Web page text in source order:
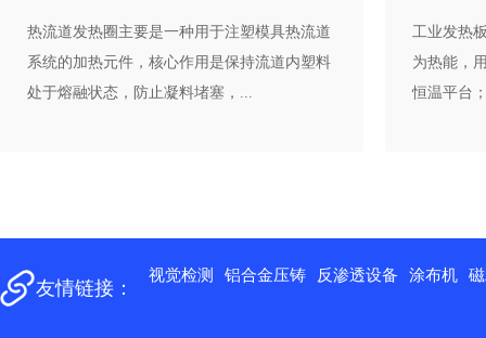
热流道发热圈‌主要是一种用于注塑模具热流道
系统的加热元件，核心作用是保持流道内塑料
处于熔融状态，防止凝料堵塞，...
工业发热
为热能，
恒温平台
友情链接：
视觉检测 铝合金压铸 反渗透设备 涂布机